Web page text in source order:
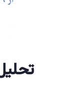
تحليل هفته